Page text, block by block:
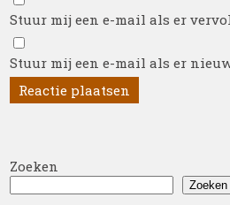
Stuur mij een e-mail als er
Stuur mij een e-mail als er
Zoeken
Zoeken